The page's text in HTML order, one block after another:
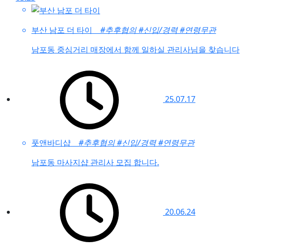
부산 남포 더 타이 #추후협의#신입/경력#연령무관
남포동 중심거리 매장에서 함께 일하실 관리사님을 찾습니다
25.07.17
풋앤바디샵 #추후협의#신입/경력#연령무관
남포동 마사지샵 관리사 모집 합니다.
20.06.24